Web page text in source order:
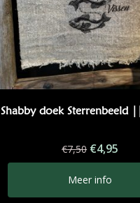
Shabby doek Sterrenbeeld
€7,50
prijs
was:
€7,50.
€4,95
Meer info